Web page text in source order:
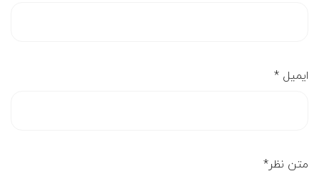
ایمیل *
متن نظر*